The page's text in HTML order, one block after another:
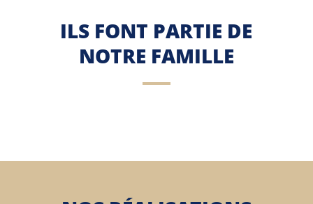
ILS FONT PARTIE DE
NOTRE FAMILLE